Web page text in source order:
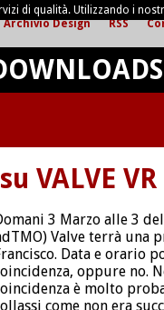
Archivio Design RSS
VALVE VR
3 Marzo alle 3
Valve terrà una
Data e orario
oppure no.
è molto
come non era
di qualità. Utilizzando i